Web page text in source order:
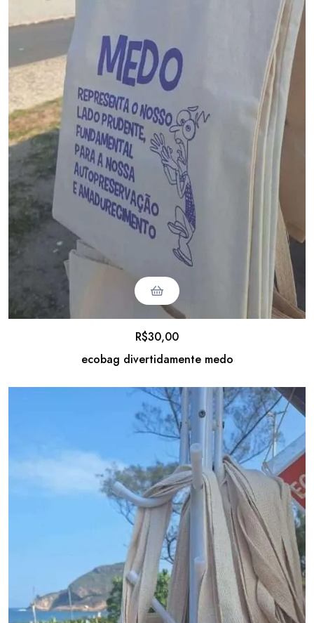
ecobag divertidamente medo
R$30,00